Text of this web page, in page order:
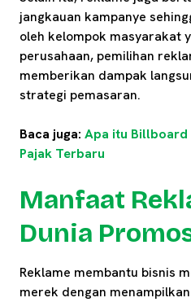
jangkauan kampanye
oleh kelompok masyarakat
perusahaan, pemilihan
memberikan dampak
strategi pemasaran.
Baca juga: Apa itu Billboard
Pajak Terbaru
Manfaat
Dunia
Reklame membantu bisnis
merek dengan